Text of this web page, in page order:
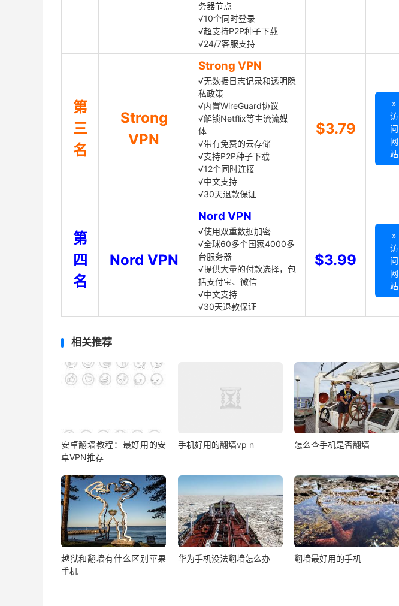
务器节点
√10个同时登录
√超支持P2P种子下载
√24/7客服支持
第
三
名
Strong
VPN
Strong VPN
√无数据日志记录和透明隐
私政策
√内置WireGuard协议
√解锁Netflix等主流流媒
体
√带有免费的云存储
√支持P2P种子下载
√12个同时连接
√中文支持
√30天退款保证
$3.79
»
访
问
网
站
第
四
名
Nord VPN
Nord VPN
√使用双重数据加密
√全球60多个国家4000多
台服务器
√提供大量的付款选择，包
括支付宝、微信
√中文支持
√30天退款保证
$3.99
»
访
问
网
站
相关推荐
安卓翻墙教程：最好用的安
卓VPN推荐
手机好用的翻墙vp n 怎么查手机是否翻墙
越狱和翻墙有什么区别苹果
手机
华为手机没法翻墙怎么办 翻墙最好用的手机